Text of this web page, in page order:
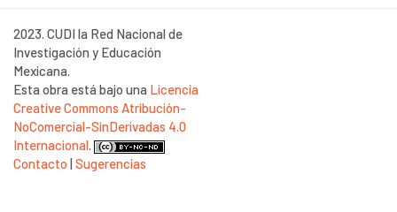
2023. CUDI la Red Nacional de
Investigación y Educación
Mexicana.
Esta obra está bajo una Licencia
Creative Commons Atribución-
NoComercial-SinDerivadas 4.0
Internacional.
Contacto |Sugerencias